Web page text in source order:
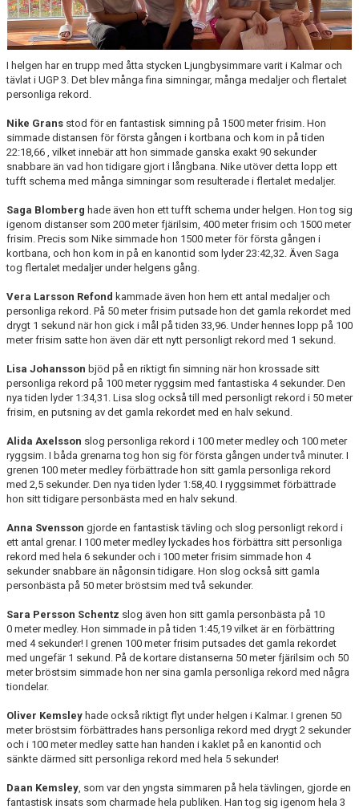
I helgen har en trupp med åtta stycken Ljungbysimmare varit i Kalmar och
tävlat i UGP 3. Det blev många fina simningar, många medaljer och flertalet
personliga rekord.
Nike Grans stod för en fantastisk simning på 1500 meter frisim. Hon
simmade distansen för första gången i kortbana och kom in på tiden
22:18,66 , vilket innebär att hon simmade ganska exakt 90 sekunder
snabbare än vad hon tidigare gjort i långbana. Nike utöver detta lopp ett
tufft schema med många simningar som resulterade i flertalet medaljer.
Saga Blomberg hade även hon ett tufft schema under helgen. Hon tog sig
igenom distanser som 200 meter fjärilsim , 400 meter frisim och 1500 meter
frisim. Precis som Nike simmade hon 1500 meter för första gången i
kortbana, och hon kom in på en kanontid som lyder 23:42,32. Även Saga
tog flertalet medaljer under helgens gång.
Vera Larsson Refond kammade även hon hem ett antal medaljer och
personliga rekord. På 50 meter frisim putsade hon det gamla rekordet med
drygt 1 sekund när hon gick i mål på tiden 33,96. Under hennes lopp på 100
meter frisim satte hon även där ett nytt personligt rekord med 1 sekund.
Lisa Johansson bjöd på en riktigt fin simning när hon krossade sitt
personliga rekord på 100 meter ryggsim med fantastiska 4 sekunder. Den
nya tiden lyder 1:34,31. Lisa slog också till med personligt rekord i 50 meter
frisim, en putsning av det gamla rekordet med en halv sekund.
Alida Axelsson slog personliga rekord i 100 meter medley och 100 meter
ryggsim. I båda grenarna tog hon sig för första gången under två minuter. I
grenen 100 meter medley förbättrade hon sitt gamla personliga rekord
med 2,5 sekunder. Den nya tiden lyder 1:58,40. I ryggsimmet förbättrade
hon sitt tidigare personbästa med en halv sekund.
Anna Svensson gjorde en fantastisk tävling och slog personligt rekord i
ett antal grenar. I 100 meter medley lyckades hos förbättra sitt personliga
rekord med hela 6 sekunder och i 100 meter frisim simmade hon 4
sekunder snabbare än någonsin tidigare. Hon slog också sitt gamla
personbästa på 50 meter bröstsim med två sekunder.
Sara Persson Schentz slog även hon sitt gamla personbästa på 10
0 meter medley. Hon simmade in på tiden 1:45,19 vilket är en förbättring
med 4 sekunder! I grenen 100 meter frisim putsades det gamla rekordet
med ungefär 1 sekund. På de kortare distanserna 50 meter fjärilsim och 50
meter bröstsim simmade hon ner sina gamla personliga rekord med några
tiondelar.
Oliver Kemsley hade också riktigt flyt under helgen i Kalmar. I grenen 50
meter bröstsim förbättrades hans personliga rekord med drygt 2 sekunder
och i 100 meter medley satte han handen i kaklet på en kanontid och
sänkte därmed sitt personliga rekord med hela 5 sekunder!
Daan Kemsley , som var den yngsta simmaren på hela tävlingen, gjorde en
fantastisk insats som charmade hela publiken. Han tog sig igenom hela 3